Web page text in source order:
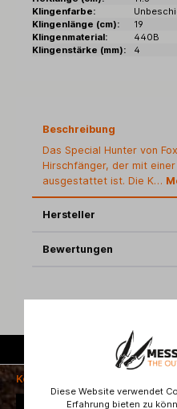
Klingenfarbe:
Klingenlänge (cm):
19
Klingenmaterial:
440B
Klingenstärke (mm):
4
Beschreibung
Das Special Hunter von
Hirschfänger, der mit
ausgestattet ist. Die K…
Hersteller
Bewertungen
Kostenloser
Kontakt
Vertrag widerrufen
Diese Website verwendet
Erfahrung bieten zu